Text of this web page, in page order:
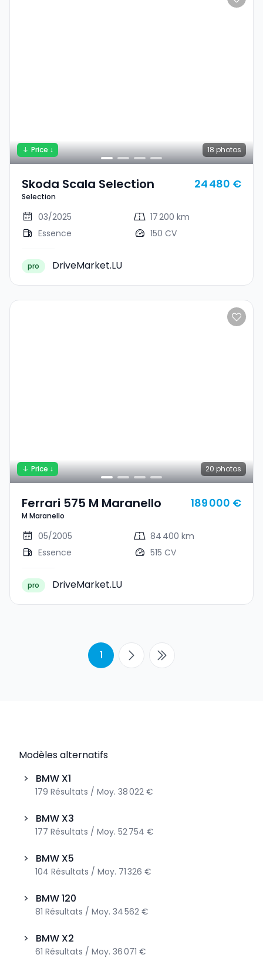
18 photos
Price ↓
Skoda Scala Selection
Selection
24 480 €
03/2025
17 200 km
Essence
150 CV
pro DriveMarket.LU
20 photos
Price ↓
Ferrari 575 M Maranello
M Maranello
189 000 €
05/2005
84 400 km
Essence
515 CV
pro DriveMarket.LU
1
Modèles alternatifs
>
BMW X1
179 Résultats / Moy. 38 022 €
> BMW X3
177 Résultats / Moy. 52 754 €
> BMW X5
104 Résultats / Moy. 71 326 €
> BMW120
81 Résultats / Moy. 34 562 €
> BMW X2
61 Résultats / Moy. 36 071 €